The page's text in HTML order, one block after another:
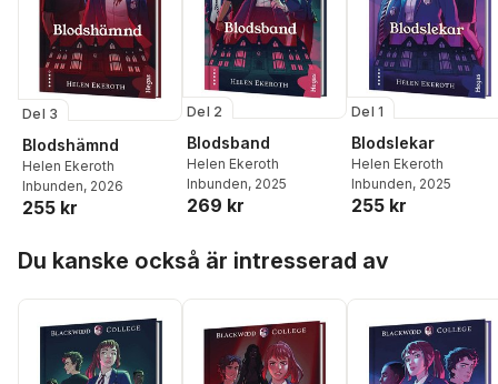
Del 3
Blodshämnd
Helen Ekeroth
Inbunden, 2026
255 kr
Del 2
Blodsband
Helen Ekeroth
Inbunden, 2025
269 kr
Del 1
Blodslekar
Helen Ekeroth
Inbunden, 2025
255 kr
Du kanske också är intresserad av